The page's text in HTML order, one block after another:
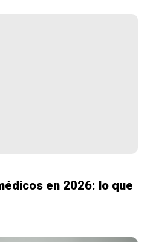
en 2026: lo que